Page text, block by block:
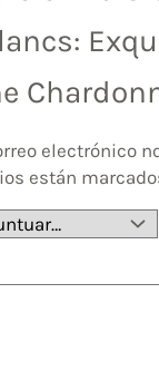
electrónico
están